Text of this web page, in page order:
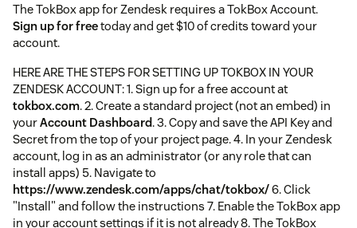
The TokBox app for Zendesk requires a TokBox Account.
Sign up for freetoday and get $10 of credits toward your
account.
HERE ARE THE STEPS FOR SETTING UP TOKBOX IN YOUR
ZENDESK ACCOUNT: 1. Sign up for a free account at
tokbox.com. 2. Create a standard project (not an embed) in
yourAccount Dashboard. 3. Copy and save the API Key and
Secret from the top of your project page. 4. In your Zendesk
account, log in as an administrator (or any role that can
install apps) 5. Navigate to
https://www.zendesk.com/apps/chat/tokbox/6. Click
"Install" and follow the instructions 7. Enable the TokBox app
in your account settings if it is not already 8. The TokBox